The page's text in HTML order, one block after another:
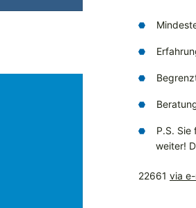
P.S.
weiter!
22661 via